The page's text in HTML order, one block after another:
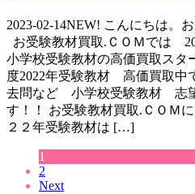
2023-02-14NEW! こんにちは。
お受験教材買取.ＣＯＭでは
小学校受験教材の高価買取スタ
度2022年受験教材 高価買取中
去問など 小学校受験教材 志
す！！ お受験教材買取.ＣＯＭ
２２年受験教材は […]
1
2
Next